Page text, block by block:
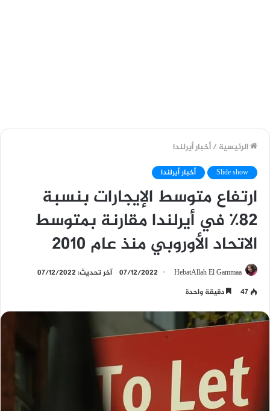
الرئيسية /أخبار أيرلندا
Slide show أخبار أيرلندا
ارتفاع متوسط ​​الإيجارات بنسبة
82٪ في أيرلندا مقارنة بمتوسط ​​
الاتحاد الأوروبي منذ عام 2010
HebatAllah El Gammaa
07/12/2022 آخر تحديث: 07/12/2022
47
دقيقة واحدة